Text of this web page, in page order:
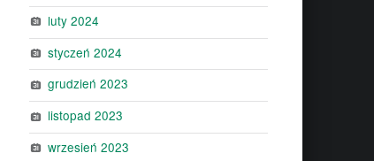
luty 2024
styczeń 2024
grudzień 2023
listopad 2023
wrzesień 2023